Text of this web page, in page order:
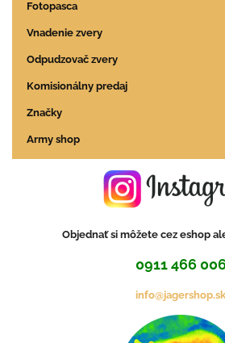
Fotopasca
Vnadenie zvery
Odpudzovač zvery
Komisionálny predaj
Značky
Army shop
Objednať si môžete cez eshop
0911 466
info@jagershop.sk